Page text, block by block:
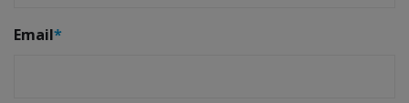
Email*